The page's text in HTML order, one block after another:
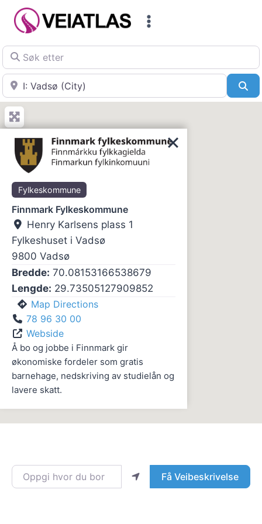
Skip
Søk etter
Nær
Oppgi hvor du bor Få Veibeskrivelse
Fylkeskommune
Finnmark Fylkeskommune
Henry Karlsens plass 1
Fylkeshuset i Vadsø
9800 Vadsø
Bredde: 70.08153166538679
Lengde: 29.73505127909852
Map Directions
78 96 30 00
Webside
Å bo og jobbe i Finnmark gir
økonomiske fordeler som gratis
barnehage, nedskriving av studielån og
lavere skatt.